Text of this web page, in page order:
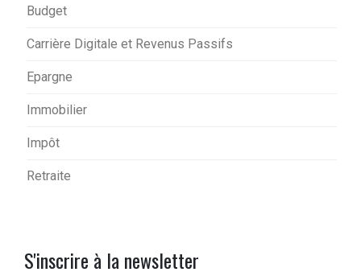
Budget
Carrière Digitale et Revenus Passifs
Epargne
Immobilier
Impôt
Retraite
S'inscrire à la newsletter